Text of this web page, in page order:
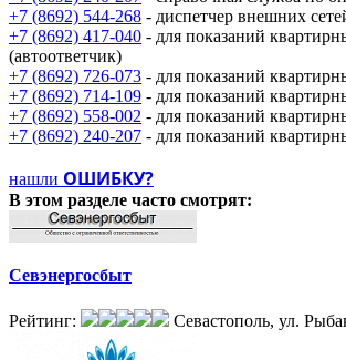
+7 (8692) 544-268 - диспетчер внешних
+7 (8692) 417-040 - для показаний
(автоответчик)
+7 (8692) 726-073 - для показаний
+7 (8692) 714-109 - для показаний
+7 (8692) 558-002 - для показаний
+7 (8692) 240-207 - для показаний
нашли ОШИБКУ?
В этом разделе часто смотрят:
Севэнергосбыт
Рейтинг: Севастополь, ул.